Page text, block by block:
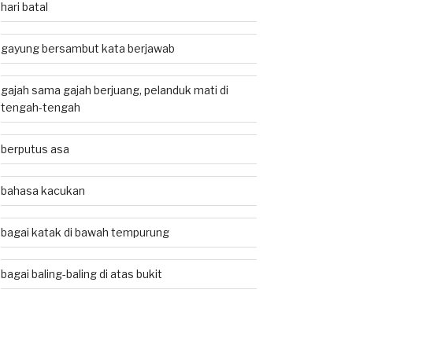
hari batal
gayung bersambut kata berjawab
gajah sama gajah berjuang, pelanduk mati di
tengah-tengah
berputus asa
bahasa kacukan
bagai katak di bawah tempurung
bagai baling-baling di atas bukit